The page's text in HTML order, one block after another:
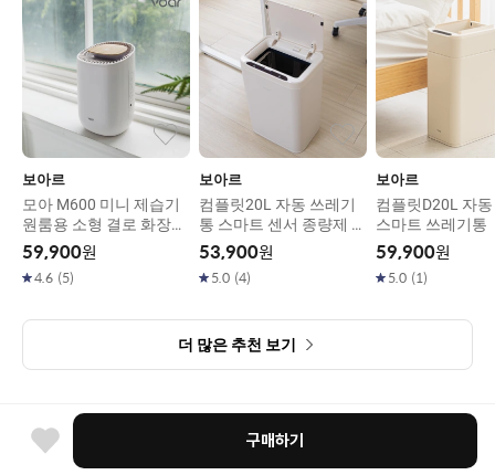
구매하기
보아르
모아 M600 미니 제습기
원룸용 소형 결로 화장실
욕실 드레스룸 습기제거
59,900원
4.6 (5)
보아르
컴플릿20L 자동 쓰레기
통 스마트 센서 종량제 휴
지통
53,900원
5.0 (4)
보아르
컴플릿D20L 자
스마트 쓰레기통
59,900원
5.0 (1)
더 많은 추천 보기